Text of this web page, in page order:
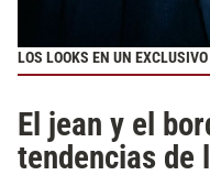
LOS LOOKS EN UN
El jean y el
tendencias de